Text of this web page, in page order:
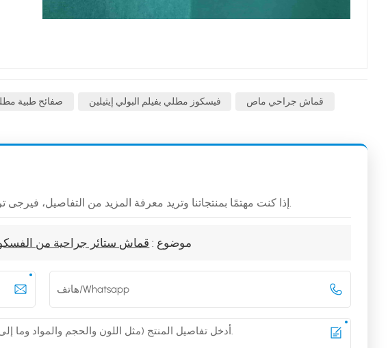
صفائح طبية فيسكوز مطلي بفيلم البولي إيثيلين
قماش جراحي ماص
إذا كنت مهتمًا بمنتجاتنا وتريد معرفة المزيد من التفاصيل، فيرجى ترك رسالة هنا، وسوف نقوم بالرد عليك في أقرب وقت ممكن.
موضوع : قماش ستائر جراحية من